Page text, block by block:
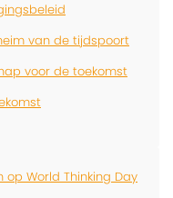
van de tijdspoort
voor de toekomst
op World Thinking Day